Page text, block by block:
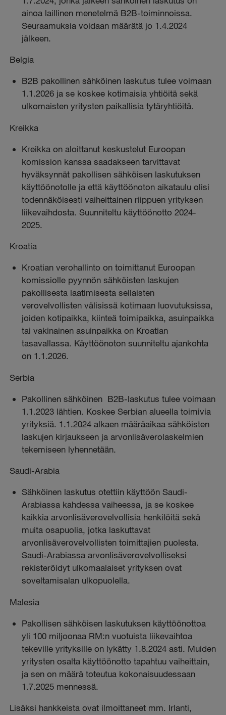
ainoa laillinen menetelmä B2B-toiminnoissa.
Seuraamuksia voidaan määrätä jo 1.4.2024
jälkeen.
Belgia
B2B pakollinen sähköinen laskutus tulee voimaan
1.1.2026 ja se koskee kotimaisia yhtiöitä sekä
ulkomaisten yritysten paikallisia tytäryhtiöitä.
Kreikka
Kreikka on aloittanut keskustelut Euroopan
komission kanssa saadakseen tarvittavat
hyväksynnät pakollisen sähköisen laskutuksen
käyttöönotolle ja että käyttöönoton aikataulu olisi
todennäköisesti vaiheittainen riippuen yrityksen
liikevaihdosta. Suunniteltu käyttöönotto 2024-
2025.
Kroatia
Kroatian verohallinto on toimittanut Euroopan
komissiolle pyynnön sähköisten laskujen
pakollisesta laatimisesta sellaisten
verovelvollisten välisissä kotimaan luovutuksissa,
joiden kotipaikka, kiinteä toimipaikka, asuinpaikka
tai vakinainen asuinpaikka on Kroatian
tasavallassa. Käyttöönoton suunniteltu ajankohta
on 1.1.2026.
Serbia
Pakollinen sähköinen B2B-laskutus tulee voimaan
1.1.2023 lähtien. Koskee Serbian alueella toimivia
yrityksiä. 1.1.2024 alkaen määräaikaa sähköisten
laskujen kirjaukseen ja arvonlisäverolaskelmien
tekemiseen lyhennetään.
Saudi-Arabia
Sähköinen laskutus otettiin käyttöön Saudi-
Arabiassa kahdessa vaiheessa, ja se koskee
kaikkia arvonlisäverovelvollisia henkilöitä sekä
muita osapuolia, jotka laskuttavat
arvonlisäverovelvollisten toimittajien puolesta.
Saudi-Arabiassa arvonlisäverovelvolliseksi
rekisteröidyt ulkomaalaiset yrityksen ovat
soveltamisalan ulkopuolella.
Malesia
Pakollisen sähköisen laskutuksen käyttöönottoa
yli 100 miljoonaa RM:n vuotuista liikevaihtoa
tekeville yrityksille on lykätty 1.8.2024 asti. Muiden
yritysten osalta käyttöönotto tapahtuu vaiheittain,
ja sen on määrä toteutua kokonaisuudessaan
1.7.2025 mennessä.
Lisäksi hankkeista ovat ilmoittaneet mm. Irlanti,